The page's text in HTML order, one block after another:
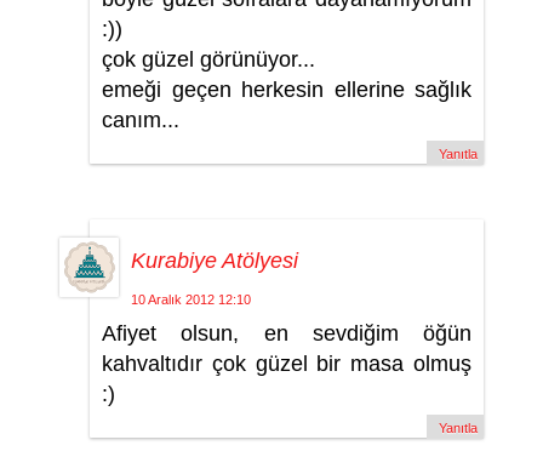
:))
çok güzel görünüyor...
emeği geçen herkesin ellerine sağlık
canım...
Yanıtla
Kurabiye Atölyesi
10 Aralık 2012 12:10
Afiyet olsun, en sevdiğim öğün
kahvaltıdır çok güzel bir masa olmuş
:)
Yanıtla